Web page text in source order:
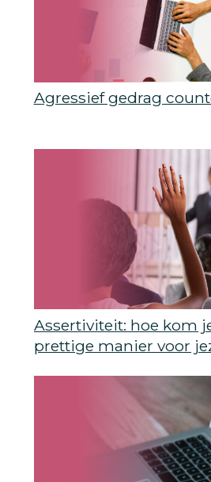
Agressief gedrag
Assertiviteit: hoe kom
prettige manier voor